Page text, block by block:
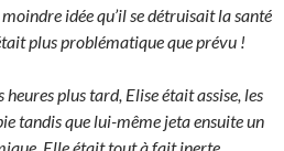
idée qu’il se détruisait la santé
plus problématique que prévu !
heures plus tard, Elise était assise, les
tandis que lui-même jeta ensuite un